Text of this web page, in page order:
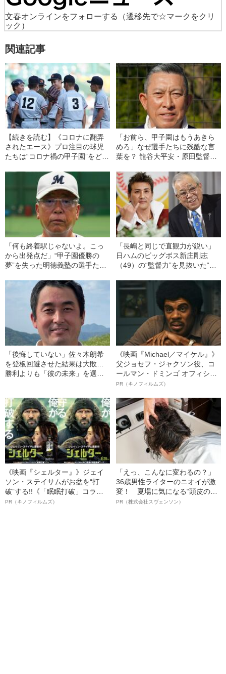
文春オンラインをフォローする
（遷移先で☆マークをクリ
ック）
関連記事
【続きを読む】《コロナに翻弄
されたエース》プロ注目の球児
たちは“コロナ禍の甲子園”をどう
い…」と本音を
「お前ら、甲子園はもうあきら
めろ」なぜ選手たちに残酷な言
葉を？ 龍谷大平安・原田監督が
の戦い」
「何も終着駅じゃないよ。こっ
から出発点だ」“甲子園優勝の
夢”を失った明徳義塾の選手た
「馬渕監督の言葉」
「長嶋と同じで直観力が鋭い」
日ハムのビッグボス新庄剛志
（49）の“監督力”を見抜いた“ノ
ると…」
「後悔していない」佐々木朗希
を登板回避させた結果は大敗…
勝利よりも「彼の未来」を選ん
《映画『Michael／マイケル』》
父ジョセフ・ジャクソン役、コ
ールマン・ドミンゴ オフィシャ
ルインタビュー“観客を魅了した
語る”《日本興収70億円突破》
PR（キノフィルムズ）
《映画『シェルター』》ジェイ
ソン・ステイサムがお盆を“打
破”する!!《「眠眠打破」コラ
ボ》
PR（キノフィルムズ）
「えっ、こんなに変わるの？」
36歳男性ライターのニオイが激
変！ 夏場に気になる“頭皮のニ
オイ”や“ベタつき”を解消す
PR（株式会社スヴェンソン）